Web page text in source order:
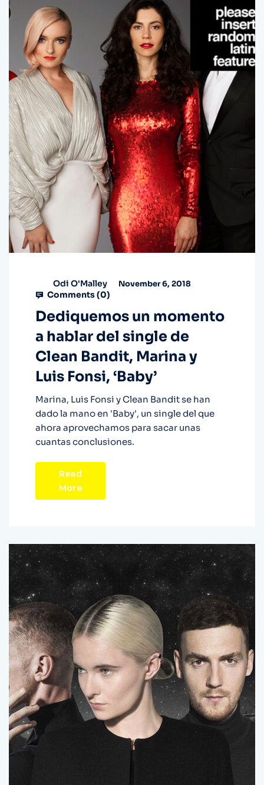
Odi O'Malley November 6, 2018
Comments (0)
Dediquemos un momento
a hablar del single de
Clean Bandit, Marina y
Luis Fonsi, ‘Baby’
Marina, Luis Fonsi y Clean Bandit se han
dado la mano en 'Baby', un single del que
ahora aprovechamos para sacar unas
cuantas conclusiones.
Read
More